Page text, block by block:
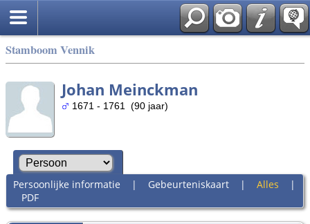
Stamboom Vennik
Johan Meinckman
1671 - 1761 (90 jaar)
Persoonlijke informatie | Gebeurteniskaart| Alles |
PDF